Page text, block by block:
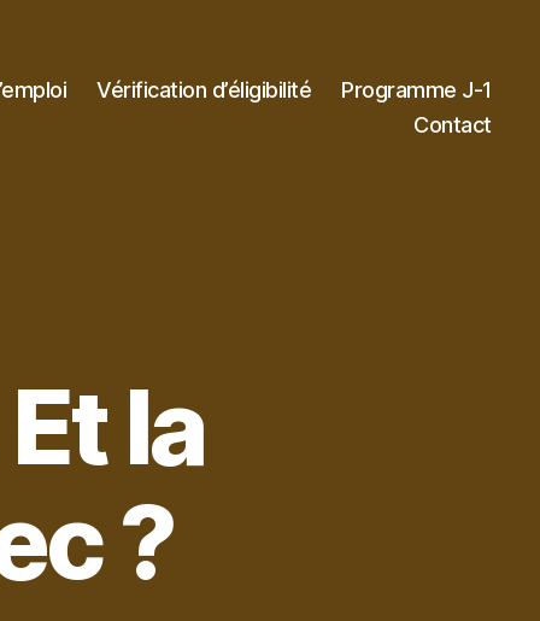
Vérification d’éligibilité
Programme J-1
Contact
la
?